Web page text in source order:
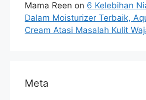
Mama Reen on 6 Kelebihan
Dalam Moisturizer Terbaik,
Cream Atasi Masalah Kulit
Meta